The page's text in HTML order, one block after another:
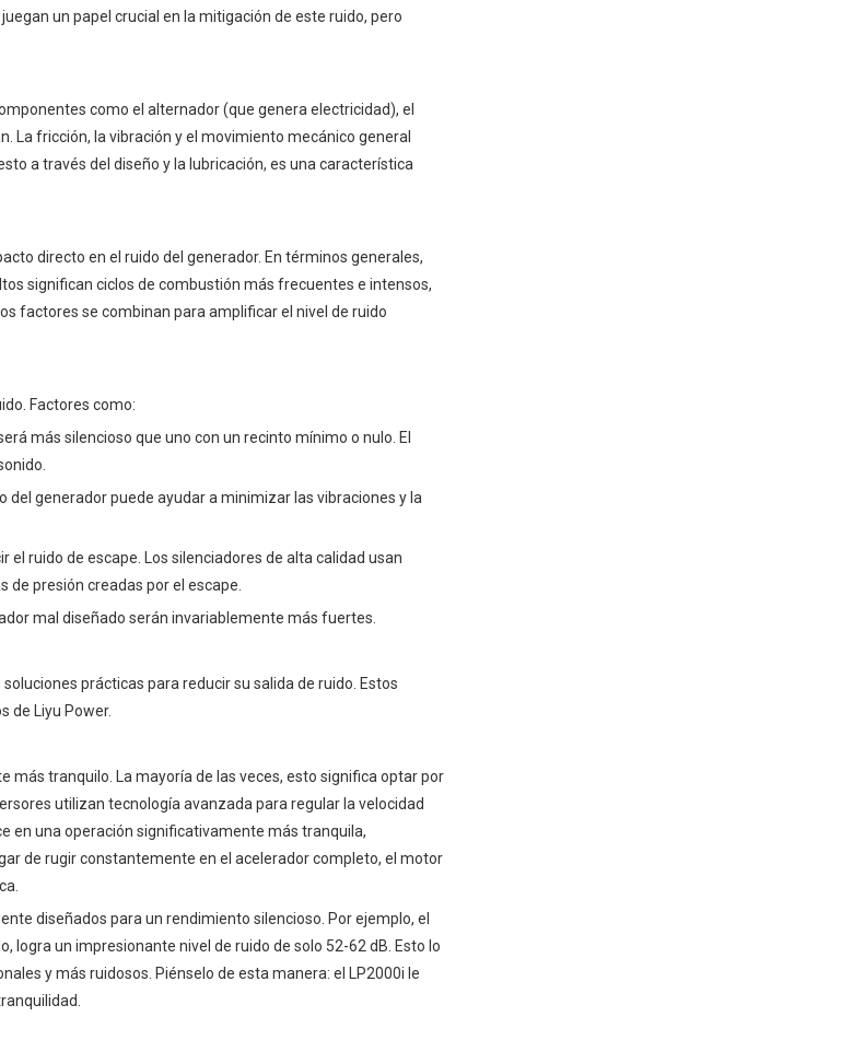
un papel crucial en la mitigación de este ruido, pero
como el alternador (que genera electricidad), el
La fricción, la vibración y el movimiento mecánico general
a través del diseño y la lubricación, es una característica
directo en el ruido del generador. En términos generales,
significan ciclos de combustión más frecuentes e intensos,
factores se combinan para amplificar el nivel de ruido
Factores como:
más silencioso que uno con un recinto mínimo o nulo. El
generador puede ayudar a minimizar las vibraciones y la
el ruido de escape. Los silenciadores de alta calidad usan
presión creadas por el escape.
mal diseñado serán invariablemente más fuertes.
prácticas para reducir su salida de ruido. Estos
de Liyu Power.
tranquilo. La mayoría de las veces, esto significa optar por
utilizan tecnología avanzada para regular la velocidad
en una operación significativamente más tranquila,
de rugir constantemente en el acelerador completo, el motor
diseñados para un rendimiento silencioso. Por ejemplo, el
logra un impresionante nivel de ruido de solo 52-62 dB. Esto lo
y más ruidosos. Piénselo de esta manera: el LP2000i le